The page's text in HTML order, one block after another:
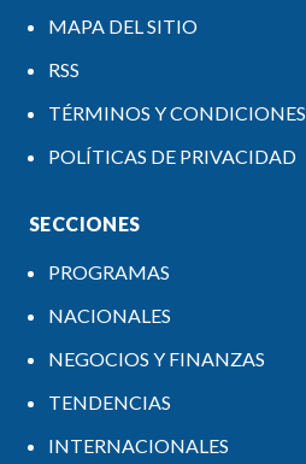
MAPA DEL SITIO
RSS
TÉRMINOS Y CONDICIONES
POLÍTICAS DE PRIVACIDAD
SECCIONES
PROGRAMAS
NACIONALES
NEGOCIOS Y FINANZAS
TENDENCIAS
INTERNACIONALES